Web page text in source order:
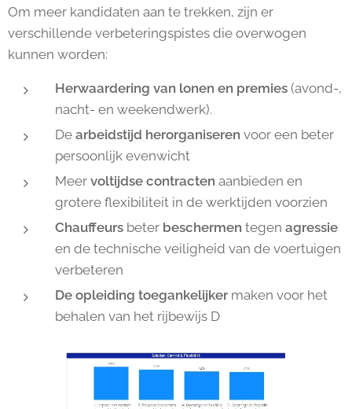
Om meer kandidaten aan te trekken, zijn er
verschillende verbeteringspistes die overwogen
kunnen worden:
Herwaardering van lonen en premies (avond-,
nacht- en weekendwerk).
De arbeidstijd herorganiseren voor een beter
persoonlijk evenwicht
Meer voltijdse contracten aanbieden en
grotere flexibiliteit in de werktijden voorzien
Chauffeurs beter beschermen tegen agressie
en de technische veiligheid van de voertuigen
verbeteren
De opleiding toegankelijker maken voor het
behalen van het rijbewijs D